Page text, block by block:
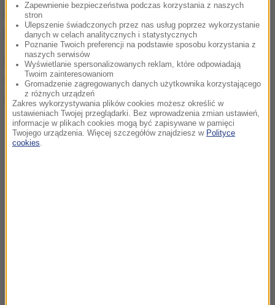
Niestety,
pasażerów zginęli.
Pozostałe dwie osoby zostały przetransportowane
do szpitala.Jedna z nich walczy o życie w stanie
ciężkim, druga doznała urazu nogi.
Zapewnienie bezpieczeństwa podczas korzystania z naszych
stron
Ulepszenie świadczonych przez nas usług poprzez wykorzystanie
danych w celach analitycznych i statystycznych
Poznanie Twoich preferencji na podstawie sposobu korzystania z
naszych serwisów
Wyświetlanie spersonalizowanych reklam, które odpowiadają
Twoim zainteresowaniom
Gromadzenie zagregowanych danych użytkownika korzystającego
z różnych urządzeń
Zakres wykorzystywania plików cookies możesz określić w
ustawieniach Twojej przeglądarki. Bez wprowadzenia zmian ustawień,
informacje w plikach cookies mogą być zapisywane w pamięci
Twojego urządzenia. Więcej szczegółów znajdziesz w Polityce
cookies